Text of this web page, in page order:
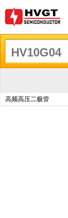
高频高压二极管